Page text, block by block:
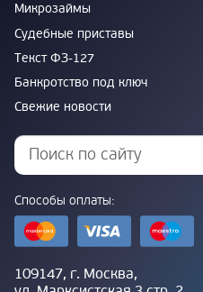
Микрозаймы
Судебные приставы
Текст ФЗ-127
Банкротство под ключ
Свежие новости
Способы оплаты:
109147, г. Москва,